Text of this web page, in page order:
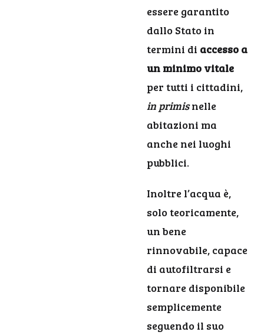
essere garantito
dallo Stato in
termini di accesso a
un minimo vitale
per tutti i cittadini,
in primisnelle
abitazioni ma
anche nei luoghi
pubblici.
Inoltre l’acqua è,
solo teoricamente,
un bene
rinnovabile, capace
di autofiltrarsi e
tornare disponibile
semplicemente
seguendo il suo